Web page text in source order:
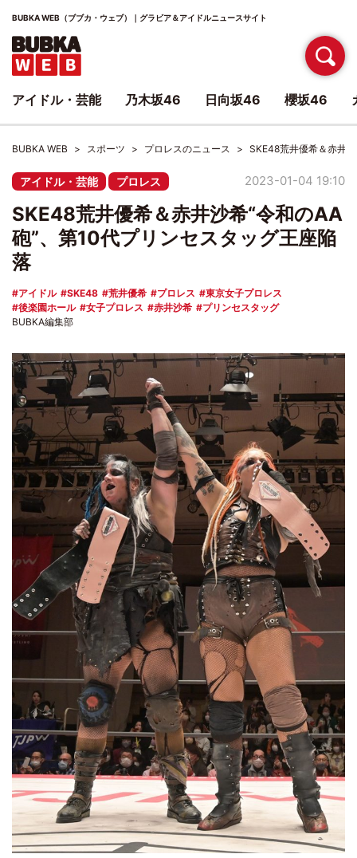
BUBKA WEB（ブブカ・ウェブ）｜グラビア＆アイドルニュースサイト
BUBKA WEB スポーツ プロレスのニュース SKE48荒井優希＆赤井
アイドル・芸能 プロレス 2023-01-04 19:10
SKE48荒井優希＆赤井沙希“令和のAA
砲”、第10代プリンセスタッグ王座陥
落
アイドル SKE48 荒井優希 プロレス
東京女子プロレス
後楽園ホール
女子プロレス 赤井沙希
プリンセスタッグ
BUBKA編集部
アイドル・芸能 乃木坂46 日向坂46 櫻坂46